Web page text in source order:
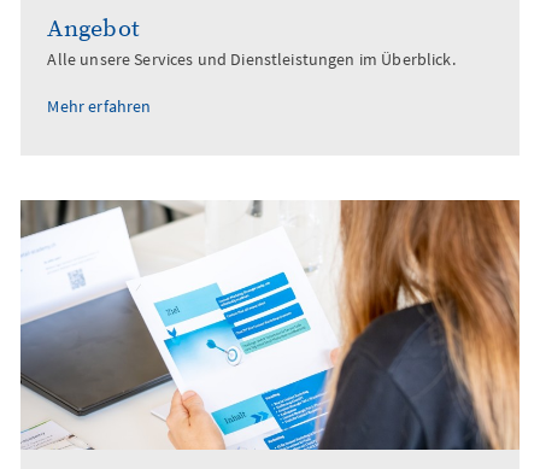
Angebot
Alle unsere Services und Dienstleistungen im Überblick.
Mehr erfahren